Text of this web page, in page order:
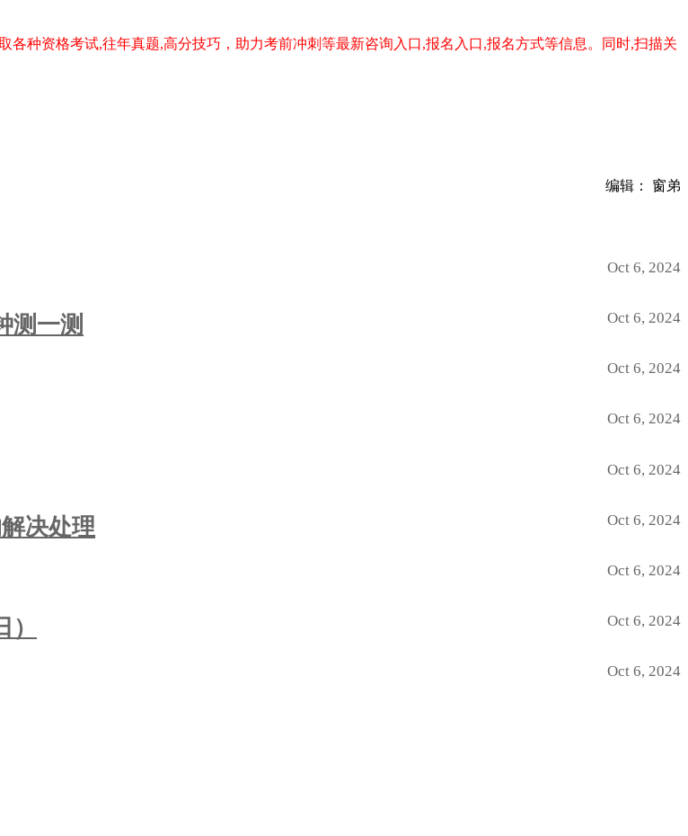
种资格考试,往年真题,高分技巧，助力考前冲刺等最新咨询入口,报名入口,报名方式等信息。同时,扫描关
编辑： 窗弟
Oct 6, 2024
测一测 Oct 6, 2024
Oct 6, 2024
Oct 6, 2024
Oct 6, 2024
决处理 Oct 6, 2024
Oct 6, 2024
Oct 6, 2024
Oct 6, 2024